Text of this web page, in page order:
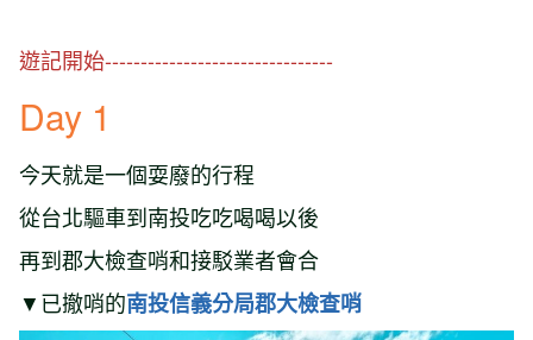
遊記開始--------------------------------
Day 1
今天就是一個耍廢的行程
從台北驅車到南投吃吃喝喝以後
再到郡大檢查哨和接駁業者會合
▼已撤哨的南投信義分局郡大檢查哨